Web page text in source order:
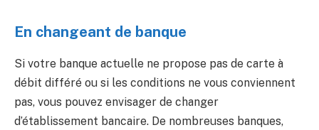
En changeant de banque
Si votre banque actuelle ne propose pas de carte à
débit différé ou si les conditions ne vous conviennent
pas, vous pouvez envisager de changer
d’établissement bancaire. De nombreuses banques,